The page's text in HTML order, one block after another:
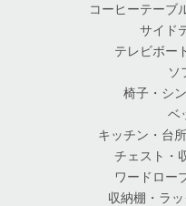
コーヒーテーブ
サイド
テレビボー
ソ
椅子・シ
ベ
キッチン・台
チェスト・
ワードロー
収納棚・ラ